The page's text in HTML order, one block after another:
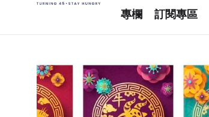
專欄 訂閱專區